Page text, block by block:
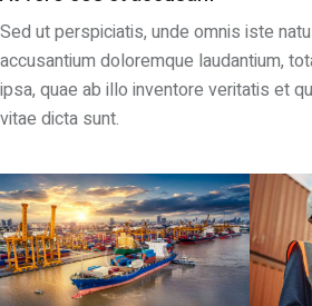
Sed ut perspiciatis, unde omnis iste
accusantium doloremque laudantium,
ipsa, quae ab illo inventore veritatis et
vitae dicta sunt.